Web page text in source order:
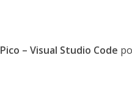
Pico – Visual Studio Code